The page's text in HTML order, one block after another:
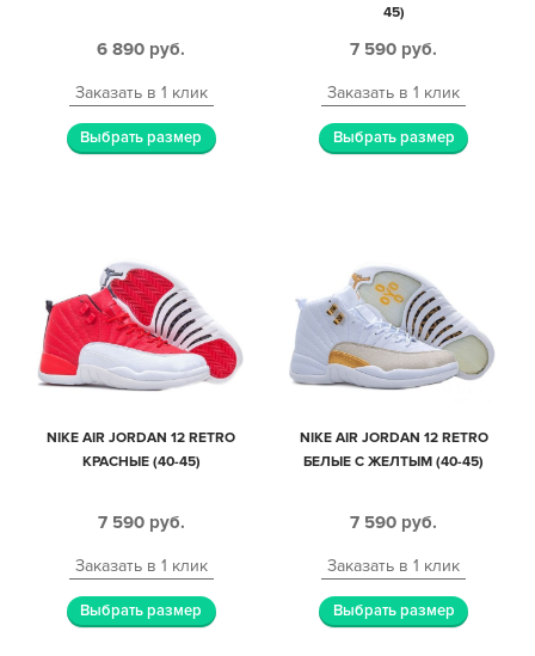
6 890 руб.
Заказать в 1 клик
Выбрать размер
45)
7 590 руб.
Заказать в 1 клик
Выбрать размер
NIKE AIR JORDAN 12 RETRO
КРАСНЫЕ (40-45)
7 590 руб.
Заказать в 1 клик
Выбрать размер
NIKE AIR JORDAN 12 RETRO
БЕЛЫЕ С ЖЕЛТЫМ (40-45)
7 590 руб.
Заказать в 1 клик
Выбрать размер